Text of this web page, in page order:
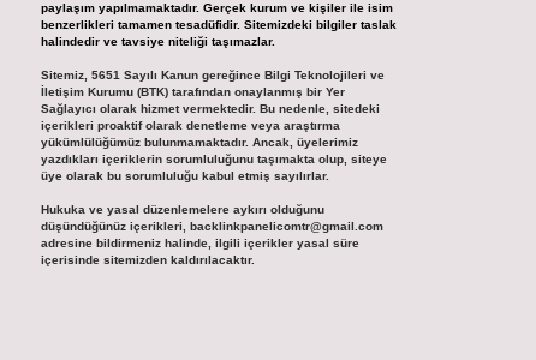
paylaşım yapılmamaktadır. Gerçek kurum ve kişiler ile isim
benzerlikleri tamamen tesadüfidir. Sitemizdeki bilgiler taslak
halindedir ve tavsiye niteliği taşımazlar.
Sitemiz, 5651 Sayılı Kanun gereğince Bilgi Teknolojileri ve
İletişim Kurumu (BTK) tarafından onaylanmış bir Yer
Sağlayıcı olarak hizmet vermektedir. Bu nedenle, sitedeki
içerikleri proaktif olarak denetleme veya araştırma
yükümlülüğümüz bulunmamaktadır. Ancak, üyelerimiz
yazdıkları içeriklerin sorumluluğunu taşımakta olup, siteye
üye olarak bu sorumluluğu kabul etmiş sayılırlar.
Hukuka ve yasal düzenlemelere aykırı olduğunu
düşündüğünüz içerikleri, backlinkpanelicomtr@gmail.com
adresine bildirmeniz halinde, ilgili içerikler yasal süre
içerisinde sitemizden kaldırılacaktır.